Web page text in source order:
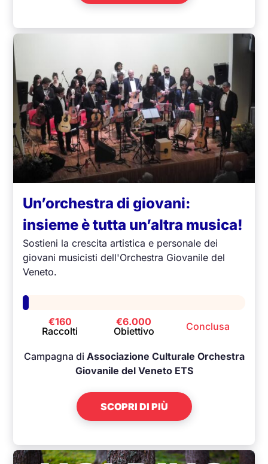
Un’orchestra di giovani:
insieme è tutta un’altra musica!
Sostieni la crescita artistica e personale dei
giovani musicisti dell'Orchestra Giovanile del
Veneto.
€160
Raccolti
€6.000
Obiettivo
Conclusa
Campagna di Associazione Culturale Orchestra
Giovanile del Veneto ETS
SCOPRI DI PIÙ